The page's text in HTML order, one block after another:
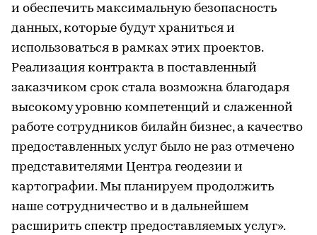
и обеспечить максимальную безопасность
данных, которые будут храниться и
использоваться в рамках этих проектов.
Реализация контракта в поставленный
заказчиком срок стала возможна благодаря
высокому уровню компетенций и слаженной
работе сотрудников билайн бизнес, а качество
предоставленных услуг было не раз отмечено
представителями Центра геодезии и
картографии. Мы планируем продолжить
наше сотрудничество и в дальнейшем
расширить спектр предоставляемых услуг».